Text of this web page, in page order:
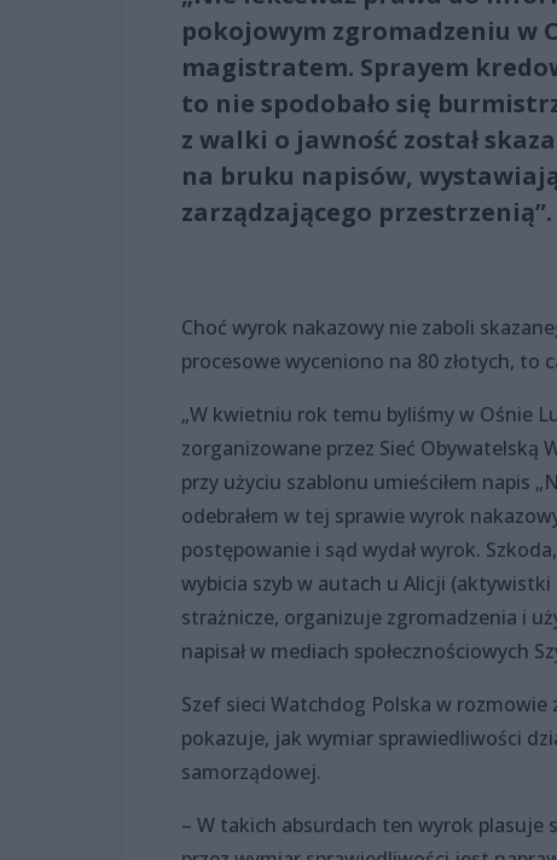
pokojowym zgromadzeniu w
magistratem. Sprayem
to nie spodobało się
z walki o jawność został
na bruku napisów,
zarządzającego przestrzenią”.
Choć wyrok nakazowy nie zaboli
procesowe wyceniono na 80 złotych, to
„W kwietniu rok temu byliśmy w Ośnie
zorganizowane przez Sieć Obywatelską
przy użyciu szablonu umieściłem napis
odebrałem w tej sprawie wyrok
postępowanie i sąd wydał wyrok.
wybicia szyb w autach u Alicji (aktywistki
strażnicze, organizuje zgromadzenia i
napisał w mediach społecznościowych
Szef sieci Watchdog Polska w rozmowie
pokazuje, jak wymiar sprawiedliwości
samorządowej.
– W takich absurdach ten wyrok plasuje